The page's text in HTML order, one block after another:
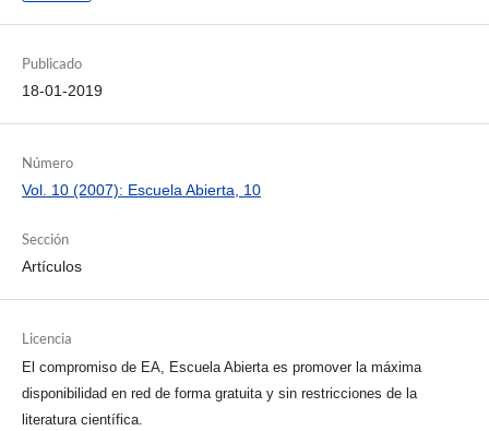
Publicado
18-01-2019
Número
Vol. 10 (2007): Escuela Abierta, 10
Sección
Artículos
Licencia
El compromiso de EA, Escuela Abierta es promover la máxima
disponibilidad en red de forma gratuita y sin restricciones de la
literatura científica.